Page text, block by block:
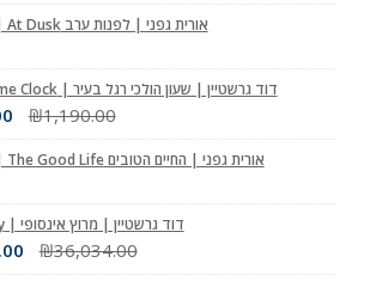
אורית גפני | לפנות ערב Orit Gafni | At Dusk
דוד גרשטיין | שעון הולכי רגל בעיר | Walkers Time Clock
₪1,190.00
אורית גפני | החיים הטובים Orit Gafni | The Good Life
דוד גרשטיין | מרוץ אינסופי | Infinity Rally
₪36,034.00